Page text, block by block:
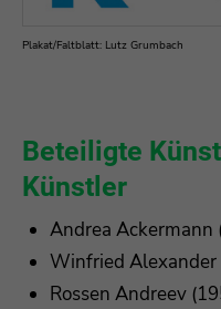
Plakat/Faltblatt: Lutz Grumbach
Beteiligte
Künstler
Andrea Ackermann
Winfried Alexander
Rossen Andreev